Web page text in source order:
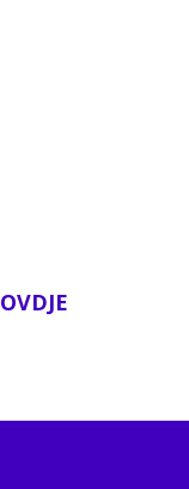
OVDJE